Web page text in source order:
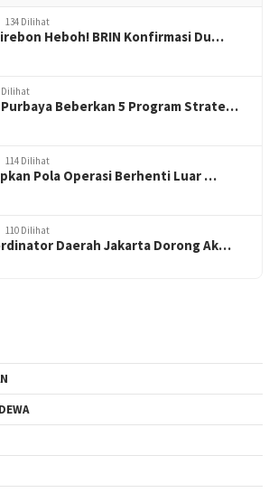
134 Dilihat
Heboh! BRIN Konfirmasi Du…
Dilihat
Beberkan 5 Program Strate…
114 Dilihat
Pola Operasi Berhenti Luar …
110 Dilihat
Daerah Jakarta Dorong Ak…